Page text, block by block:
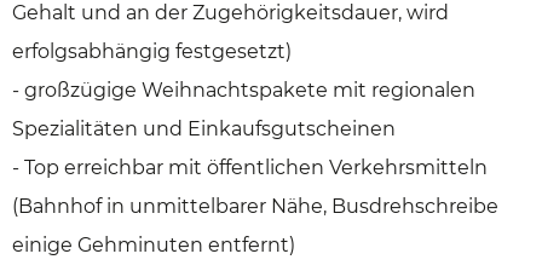
Gehalt und an der Zugehörigkeitsdauer, wird
erfolgsabhängig festgesetzt)
- großzügige Weihnachtspakete mit regionalen
Spezialitäten und Einkaufsgutscheinen
- Top erreichbar mit öffentlichen Verkehrsmitteln
(Bahnhof in unmittelbarer Nähe, Busdrehschreibe
einige Gehminuten entfernt)